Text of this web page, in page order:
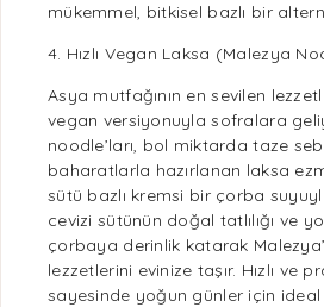
mükemmel, bitkisel bazlı bir
4. Hızlı Vegan Laksa (Malezya
Asya mutfağının en sevilen
vegan versiyonuyla sofralara
noodle’ları, bol miktarda taze
baharatlarla hazırlanan laksa
sütü bazlı kremsi bir çorba
cevizi sütünün doğal tatlılığı ve
çorbaya derinlik katarak
lezzetlerini evinize taşır. Hızlı ve
sayesinde yoğun günler için ideal